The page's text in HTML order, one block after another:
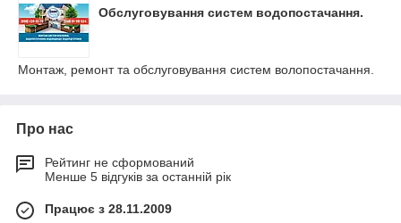
Обслуговування систем водопостачання.
Монтаж, ремонт та обслуговування систем волопостачання.
Про нас
Рейтинг не сформований
Менше 5 відгуків за останній рік
Працює з 28.11.2009